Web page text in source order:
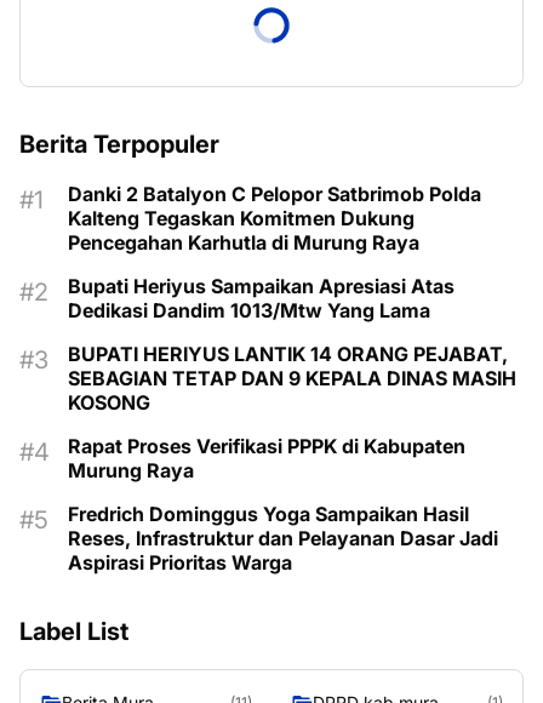
Berita Terpopuler
Danki 2 Batalyon C Pelopor Satbrimob Polda
Kalteng Tegaskan Komitmen Dukung
Pencegahan Karhutla di Murung Raya
Bupati Heriyus Sampaikan Apresiasi Atas
Dedikasi Dandim 1013/Mtw Yang Lama
BUPATI HERIYUS LANTIK 14 ORANG PEJABAT,
SEBAGIAN TETAP DAN 9 KEPALA DINAS MASIH
KOSONG
Rapat Proses Verifikasi PPPK di Kabupaten
Murung Raya
Fredrich Dominggus Yoga Sampaikan Hasil
Reses, Infrastruktur dan Pelayanan Dasar Jadi
Aspirasi Prioritas Warga
Label List